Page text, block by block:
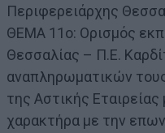
Περιφερειάρχης
ΘΕΜΑ 11ο: Ορισμός
Θεσσαλίας – Π.Ε.
αναπληρωματικών
της Αστικής
χαρακτήρα με την